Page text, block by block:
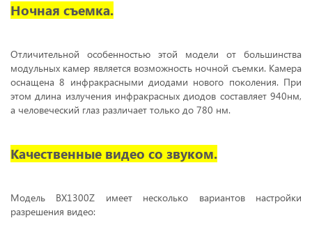
Ночная съемка.
Отличительной особенностью этой модели от большинства
модульных камер является возможность ночной съемки. Камера
оснащена 8 инфракрасными диодами нового поколения. При
этом длина излучения инфракрасных диодов составляет 940нм,
а человеческий глаз различает только до 780 нм.
Качественные видео со звуком.
Модель BX1300Z имеет несколько вариантов настройки
разрешения видео: